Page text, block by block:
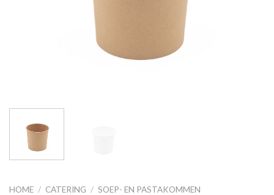
HOME / CATERING / SOEP- EN PASTAKOMMEN